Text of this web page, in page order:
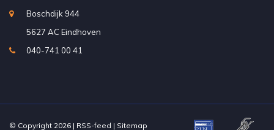
Boschdijk 944
5627 AC Eindhoven
040-741 00 41
© Copyright 2026 | RSS-feed | Sitemap